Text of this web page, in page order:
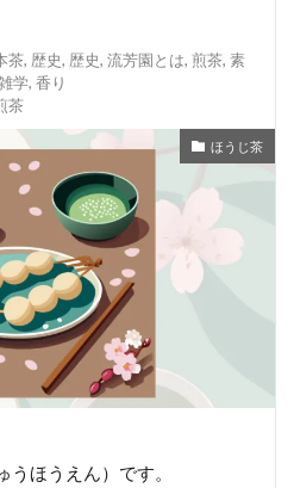
茶, 歴史, 歴史, 流芳園とは, 煎茶, 素
学, 香り
茶
ほうじ茶
ほうえん）です。